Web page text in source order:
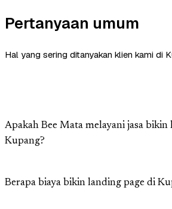
Pertanyaan umum
Hal yang sering ditanyakan klien kami di
Apakah Bee Mata melayani jasa bikin
Kupang?
Berapa biaya bikin landing page di